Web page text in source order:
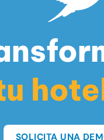
SOLICITA UNA